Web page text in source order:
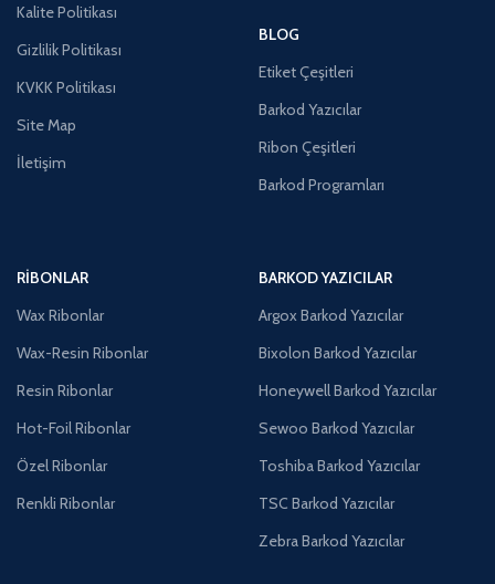
Kalite Politikası
Gizlilik Politikası
KVKK Politikası
Site Map
İletişim
BLOG
Etiket Çeşitleri
Barkod Yazıcılar
Ribon Çeşitleri
Barkod Programları
RIBONLAR
Wax Ribonlar
Wax-Resin Ribonlar
Resin Ribonlar
Hot-Foil Ribonlar
Özel Ribonlar
Renkli Ribonlar
BARKOD YAZICILAR
Argox Barkod Yazıcılar
Bixolon Barkod Yazıcılar
Honeywell Barkod Yazıcılar
Sewoo Barkod Yazıcılar
Toshiba Barkod Yazıcılar
TSC Barkod Yazıcılar
Zebra Barkod Yazıcılar